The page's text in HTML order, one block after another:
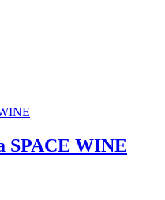
SPACE WINE